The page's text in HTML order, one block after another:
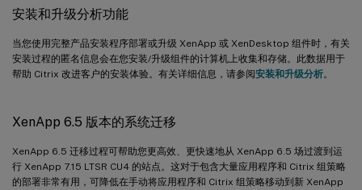
安装和升级分析功能
当您使用完整产品安装程序部署或升级 XenApp 或 XenDesktop 组件时，有关
安装过程的匿名信息会在您安装/升级组件的计算机上收集和存储。此数据用于
帮助 Citrix 改进客户的安装体验。有关详细信息，请参阅安装和升级分析。
XenApp 6.5 版本的系统迁移
XenApp 6.5 迁移过程可帮助您更高效、更快速地从 XenApp 6.5 场过渡到运
行 XenApp 7.15 LTSR CU4 的站点。这对于包含大量应用程序和 Citrix 组策略
的部署非常有用，可降低在手动将应用程序和 Citrix 组策略移动到新 XenApp